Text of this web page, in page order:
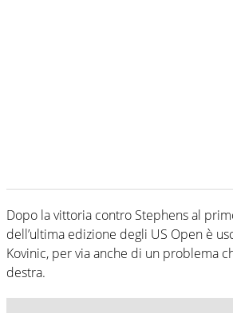
Dopo la vittoria contro Stephens al
dell’ultima edizione degli US Open è
Kovinic, per via anche di un problema
destra.